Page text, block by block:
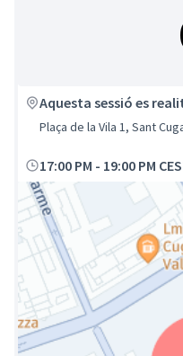
Aquesta sessió es
Plaça de la Vila 1, Sant
17:00 PM - 19:00 PM